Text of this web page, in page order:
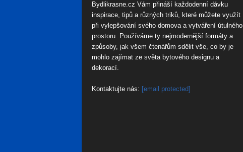
Bydlikrasne.cz Vám přináší každodenní dávku
inspirace, tipů a různých triků, které můžete využít
při vylepšování svého domova a vytváření útulného
prostoru. Používáme ty nejmodernější formáty a
způsoby, jak všem čtenářům sdělit vše, co by je
mohlo zajímat ze světa bytového designu a
dekorací.
Kontaktujte nás: [email protected]